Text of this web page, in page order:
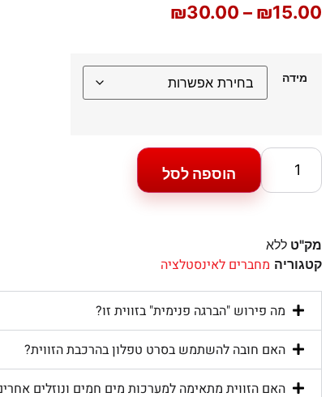
₪15.00
–
₪30.00
מידה
הוספה לסל
מק"ט ללא
קטגוריה מחברים לאינסטלציה
מה פירוש "הברגה פנימית" בזווית זו?
האם חובה להשתמש בסרט טפלון בהרכבת הזווית?
האם הזווית מתאימה למערכות מים חמים ונוזלים